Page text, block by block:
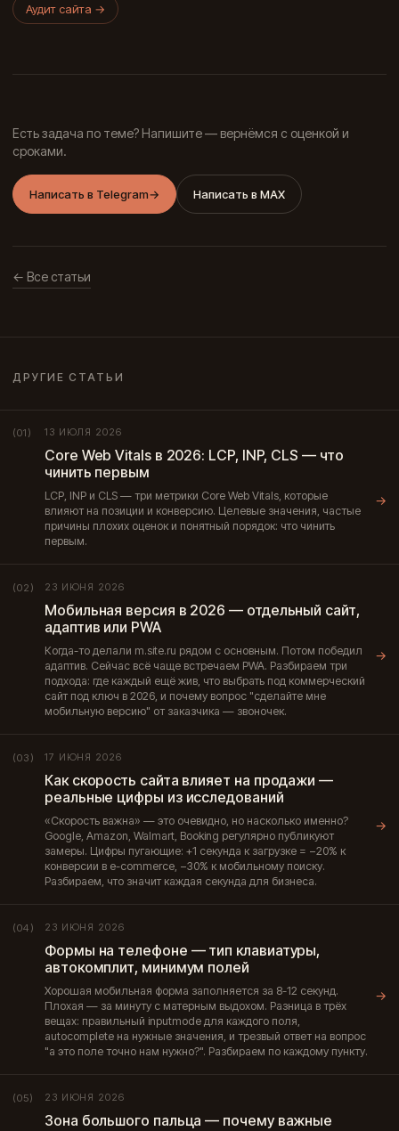
Аудит сайта →
Есть задача по теме? Напишите — вернёмся с оценкой и
сроками.
Написать в Telegram→ Написать в MAX
← Все статьи
ДРУГИЕ СТАТЬИ
(01) 13 ИЮЛЯ 2026
Core Web Vitals в 2026: LCP, INP, CLS — что
чинить первым
LCP, INP и CLS — три метрики Core Web Vitals, которые
влияют на позиции и конверсию. Целевые значения, частые
причины плохих оценок и понятный порядок: что чинить
первым.
→
(02) 23 ИЮНЯ 2026
Мобильная версия в 2026 — отдельный сайт,
адаптив или PWA
Когда-то делали m.site.ru рядом с основным. Потом победил
адаптив. Сейчас всё чаще встречаем PWA. Разбираем три
подхода: где каждый ещё жив, что выбрать под коммерческий
сайт под ключ в 2026, и почему вопрос "сделайте мне
мобильную версию" от заказчика — звоночек.
→
(03) 17 ИЮНЯ 2026
Как скорость сайта влияет на продажи —
реальные цифры из исследований
«Скорость важна» — это очевидно, но насколько именно?
Google, Amazon, Walmart, Booking регулярно публикуют
замеры. Цифры пугающие: +1 секунда к загрузке = −20% к
конверсии в e-commerce, −30% к мобильному поиску.
Разбираем, что значит каждая секунда для бизнеса.
→
(04) 23 ИЮНЯ 2026
Формы на телефоне — тип клавиатуры,
автокомплит, минимум полей
Хорошая мобильная форма заполняется за 8-12 секунд.
Плохая — за минуту с матерным выдохом. Разница в трёх
вещах: правильный inputmode для каждого поля,
autocomplete на нужные значения, и трезвый ответ на вопрос
"а это поле точно нам нужно?". Разбираем по каждому пункту.
→
(05) 23 ИЮНЯ 2026
Зона большого пальца — почему важные